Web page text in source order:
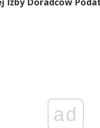
ad